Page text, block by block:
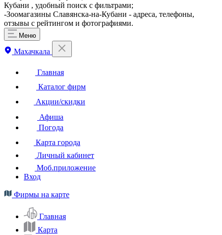
Кубани , удобный поиск с фильтрами;
-Зоомагазины Славянска-на-Кубани - адреса, телефоны,
отзывы с рейтингом и фотографиями.
Меню
Махачкала
Главная
Каталог фирм
Акции/скидки
Афиша
Погода
Карта города
Личный кабинет
Моб.приложение
Вход
Фирмы на карте
Главная
Карта